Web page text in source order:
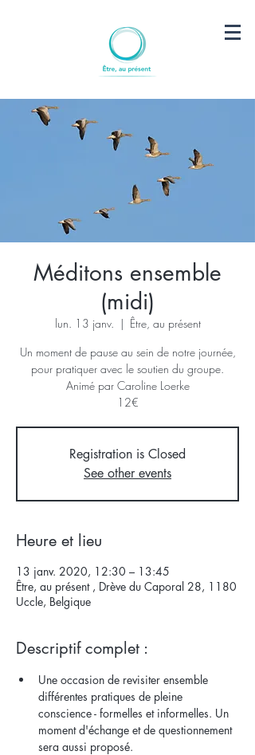
Méditons ensemble
(midi)
lun. 13 janv.
  |
Être, au présent
Un moment de pause au sein de notre journée,
pour pratiquer avec le soutien du groupe.
Animé par Caroline Loerke
12€
Registration is Closed
See other events
Heure et lieu
13 janv. 2020, 12:30 – 13:45
Être, au présent , Drève du Caporal 28, 1180
Uccle, Belgique
Descriptif complet :
Une occasion de revisiter ensemble
différentes pratiques de pleine
conscience - formelles et informelles. Un
moment d'échange et de questionnement
sera aussi proposé.